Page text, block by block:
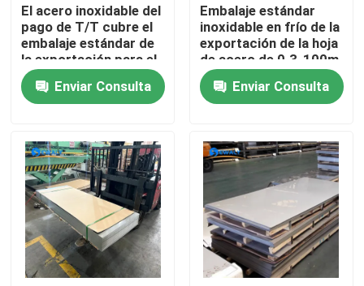
Productos
Videos
Sobre nosotros
Visita a la fábrica
Control de Calidad
El acero inoxidable del
pago de T/T cubre el
embalaje estándar de
la exportación para el
uso industrial
Enviar Consulta
Embalaje estándar
inoxidable en frío de la
exportación de la hoja
de acero de 0.3-100m
m
Enviar Consulta